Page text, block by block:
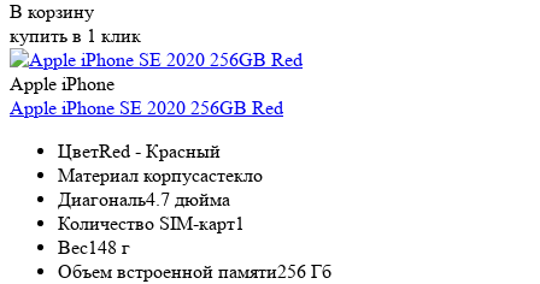
В корзину
купить в 1 клик
Apple iPhone
Apple iPhone SE 2020 256GB Red
ЦветRed - Красный
Материал корпусастекло
Диагональ4.7 дюйма
Количество SIM-карт1
Вес148 г
Объем встроенной памяти256 Гб